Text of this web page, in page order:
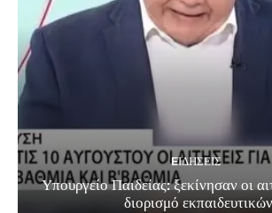
EΙΔΗΣΕΙΣ
Υπουργείο Παιδείας: ξεκίνησαν οι
διορισμό εκπαιδευτικών